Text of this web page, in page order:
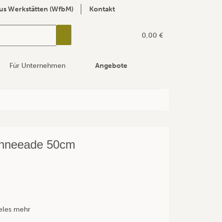
Werkstätten (WfbM) Kontakt
0,00 €
Für Unternehmen Angebote
50cm
mehr